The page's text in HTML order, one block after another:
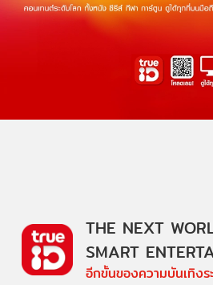
THE NEXT
SMART
อีกขั้นของความบันเทิง